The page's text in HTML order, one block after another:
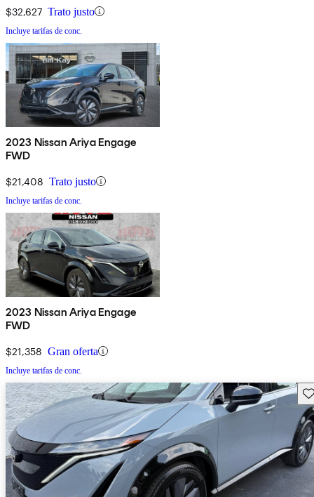
$32,627 Trato justo
Incluye tarifas de conc.
2023 Nissan Ariya Engage
FWD
$21,408 Trato justo
Incluye tarifas de conc.
2023 Nissan Ariya Engage
FWD
$21,358 Gran oferta
Incluye tarifas de conc.